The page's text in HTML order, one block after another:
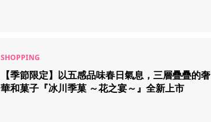
【季節限定】以五感品味春日氣息，三層疊疊的奢
華和菓子『冰川季菓 ～花之宴～』全新上市